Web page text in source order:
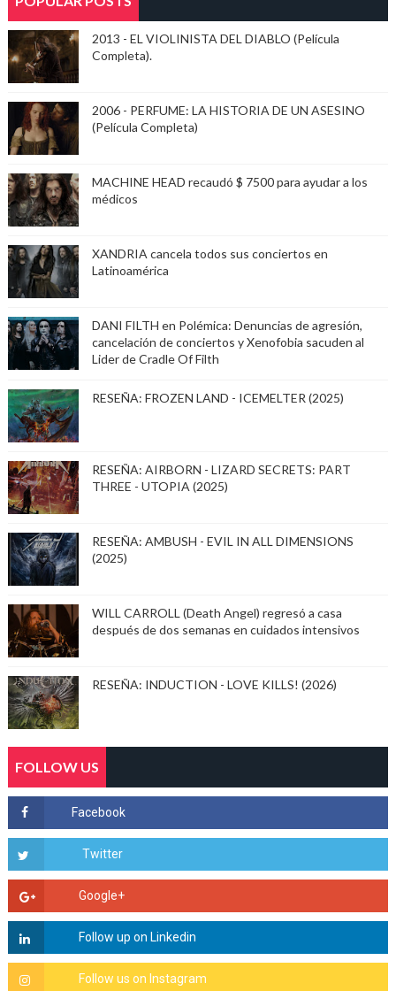
2013 - EL VIOLINISTA DEL DIABLO (Película
Completa).
2006 - PERFUME: LA HISTORIA DE UN ASESINO
(Película Completa)
MACHINE HEAD recaudó $ 7500 para ayudar a los
médicos
XANDRIA cancela todos sus conciertos en
Latinoamérica
DANI FILTH en Polémica: Denuncias de agresión,
cancelación de conciertos y Xenofobia sacuden al
Lider de Cradle Of Filth
RESEÑA: FROZEN LAND - ICEMELTER (2025)
RESEÑA: AIRBORN - LIZARD SECRETS: PART
THREE - UTOPIA (2025)
RESEÑA: AMBUSH - EVIL IN ALL DIMENSIONS
(2025)
WILL CARROLL (Death Angel) regresó a casa
después de dos semanas en cuidados intensivos
RESEÑA: INDUCTION - LOVE KILLS! (2026)
FOLLOW US